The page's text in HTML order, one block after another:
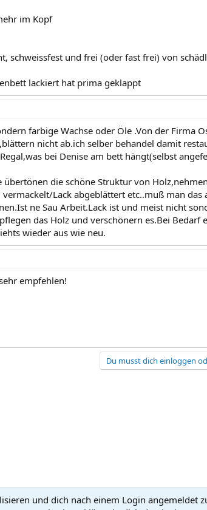
im Kopf
schweissfest und frei (oder fast frei) von
lackiert hat prima geklappt
farbige Wachse oder Öle .Von der Firma
nicht ab.ich selber behandel damit
bei Denise am bett hängt(selbst
übertönen die schöne Struktur von
Lack abgeblättert etc..muß man das
ne Sau Arbeit.Lack ist und meist nicht
das Holz und verschönern es.Bei Bedarf
wieder aus wie neu.
empfehlen!
Du musst dich einloggen
und dich nach einem Login angemeldet